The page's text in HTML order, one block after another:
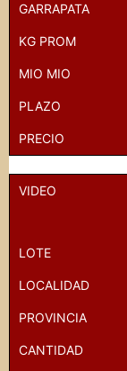
GARRAPATA
KG PROM
MIO MIO
PLAZO
PRECIO
VIDEO
LOTE
LOCALIDAD
PROVINCIA
CANTIDAD